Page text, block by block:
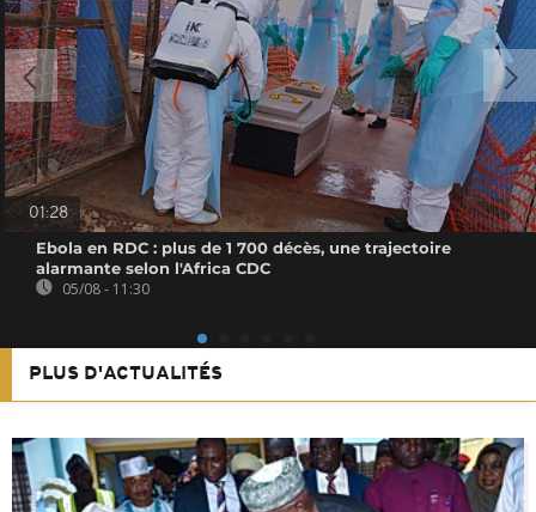
01:28
Ebola en RDC : plus de 1 700 décès, une trajectoire
alarmante selon l'Africa CDC
05/08 - 11:30
PLUS D'ACTUALITÉS